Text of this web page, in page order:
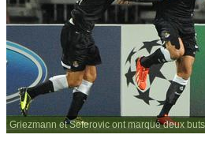
Griezmann et Seferovic ont marqué deux